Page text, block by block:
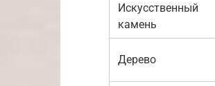
Искусственный
камень
Дерево